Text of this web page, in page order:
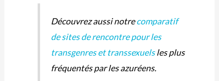
Découvrez aussi notrecomparatif
de sites de rencontre pour les
transgenres et transsexuelsles plus
fréquentés par les azuréens.